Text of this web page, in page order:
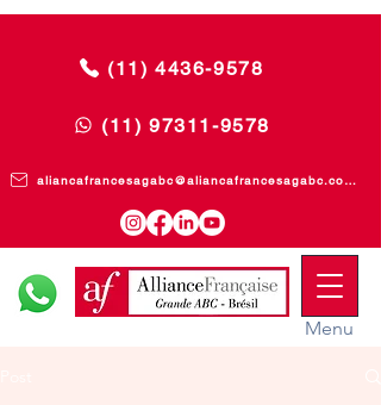
(11) 4436-9578
(11) 97311-9578
aliancafrancesagabc@aliancafrancesagabc.com.br
Menu